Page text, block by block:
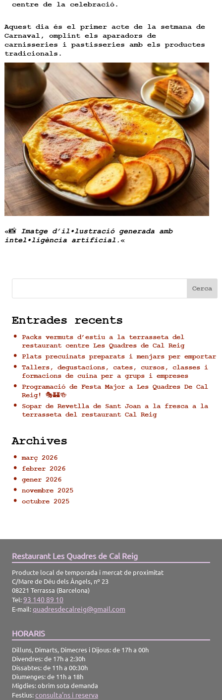
centre de la celebració.
Aquest dia és el primer acte de la setmana de
Carnaval, omplint els aparadors de
carnisseries i pastisseries amb els productes
tradicionals.
«📸 Imatge d’il•lustració generada amb
intel•ligència artificial.«
Cerca
Entrades recents
Packs vermuts d’estiu a la terrasseta del
restaurant centre Les Quadres de Cal Reig
Plats precuinats preparats i menjars per emportar
Tallers, degustacions, cates, cursos, classes i
formacions de cuina per a grups i empreses
Programació de Festa Major a Les Quadres De Cal
Reig! 🎭🏰🍻
Sopar de Revetlla de Sant Joan a la fresca a la
terrasseta del restaurant Cal Reig
Archives
març 2026
febrer 2026
gener 2026
novembre 2025
octubre 2025
Restaurant Les Quadres de Cal Reig
Producte local de temporada i mercat de proximitat
C/Mare de Déu dels Àngels, nº 23
08221 Terrassa (Barcelona)
Tel:93 140 89 10
E-mail:quadresdecalreig@gmail.com
HORARIS
Dilluns, Dimarts, Dimecres i Dijous: de 17h a 00h
Divendres: de 17h a 2:30h
Dissabtes: de 11h a 00:30h
Diumenges: de 11h a 18h
Migdies: obrim sota demanda
Festius:consulta'ns i reserva